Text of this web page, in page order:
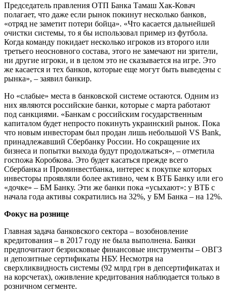
Председатель правления ОТП Банка Тамаш Хак-Ковач
полагает, что даже если рынок покинут несколько банков,
«отряд не заметит потери бойца». «Что касается дальнейшей
очистки системы, то я бы использовал пример из футбола.
Когда команду покидает несколько игроков из второго или
третьего неосновного состава, этого не замечают ни зрители,
ни другие игроки, и в целом это не сказывается на игре. Это
же касается и тех банков, которые еще могут быть выведены с
рынка», – заявил банкир.
Но «слабые» места в банковской системе остаются. Одним из
них являются российские банки, которые с марта работают
под санкциями. «Банкам с российским государственным
капиталом будет непросто покинуть украинский рынок. Пока
что новым инвесторам был продан лишь небольшой VS Bank,
принадлежавший Сбербанку России. Но сокращение их
бизнеса и попытки выхода будут продолжаться», – отметила
госпожа Коробкова. Это будет касаться прежде всего
Сбербанка и Проминвестбанка, интерес к покупке которых
инвесторы проявляли более активно, чем к ВТБ Банку или его
«дочке» – БМ Банку. Эти же банки пока «усыхают»: у ВТБ с
начала года активы сократились на 32%, у БМ Банка – на 12%.
Фокус на рознице
Главная задача банковского сектора – возобновление
кредитования – в 2017 году не была выполнена. Банки
предпочитают безрисковые финансовые инструменты – ОВГЗ
и депозитные сертификаты НБУ. Несмотря на
сверхликвидность системы (92 млрд грн в депсертификатах и
на корсчетах), оживление кредитования наблюдается только в
розничном сегменте.